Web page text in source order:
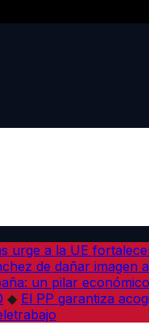
urge a la UE
de dañar imagen
un pilar
◆ El PP garantiza